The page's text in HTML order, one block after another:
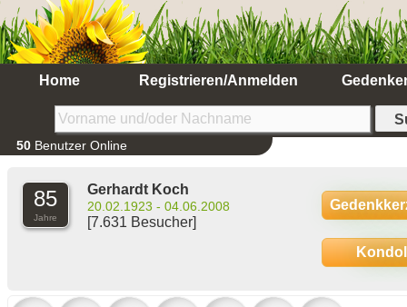
Home Registrieren/Anmelden
50 Benutzer Online
85
Jahre
Gerhardt Koch
20.02.1923 - 04.06.2008
[7.631 Besucher]